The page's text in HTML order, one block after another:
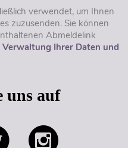
verwendet, um Ihnen
zuzusenden. Sie können
Abmeldelink
Ihrer Daten und
uns auf